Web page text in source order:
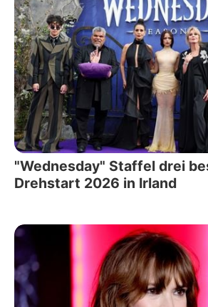
"Wednesday" Staffel drei
Drehstart 2026 in Irland